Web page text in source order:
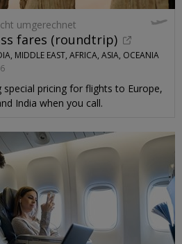
umgerechnet
fares (roundtrip)
MIDDLE EAST, AFRICA, ASIA, OCEANIA
pricing for flights to Europe,
India when you call.